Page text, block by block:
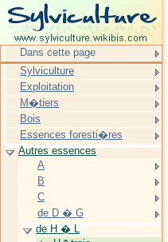
Dans cette page
Sylviculture
Exploitation
M�tiers
Bois
Essences foresti�res
Autres essences
A
B
C
de D � G
de H � L